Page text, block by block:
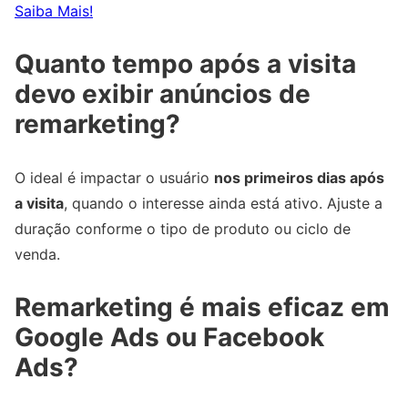
Saiba Mais!
Quanto tempo após a visita
devo exibir anúncios de
remarketing?
O ideal é impactar o usuário nos primeiros dias após
a visita, quando o interesse ainda está ativo. Ajuste a
duração conforme o tipo de produto ou ciclo de
venda.
Remarketing é mais eficaz em
Google Ads ou Facebook
Ads?